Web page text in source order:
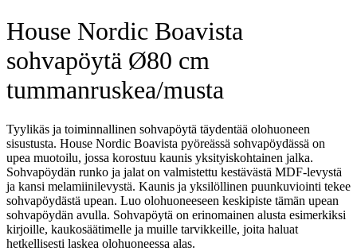
House Nordic Boavista
sohvapöytä Ø80 cm
tummanruskea/musta
Tyylikäs ja toiminnallinen sohvapöytä täydentää olohuoneen
sisustusta. House Nordic Boavista pyöreässä sohvapöydässä on
upea muotoilu, jossa korostuu kaunis yksityiskohtainen jalka.
Sohvapöydän runko ja jalat on valmistettu kestävästä MDF-levystä
ja kansi melamiinilevystä. Kaunis ja yksilöllinen puunkuviointi tekee
sohvapöydästä upean. Luo olohuoneeseen keskipiste tämän upean
sohvapöydän avulla. Sohvapöytä on erinomainen alusta esimerkiksi
kirjoille, kaukosäätimelle ja muille tarvikkeille, joita haluat
hetkellisesti laskea olohuoneessa alas.